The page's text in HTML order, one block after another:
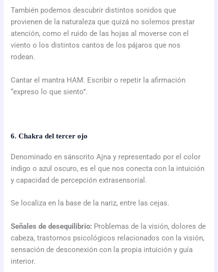
También podemos descubrir distintos sonidos que
provienen de la naturaleza que quizá no solemos prestar
atención, como el ruido de las hojas al moverse con el
viento o los distintos cantos de los pájaros que nos
rodean.
Cantar el mantra HAM. Escribir o repetir la afirmación
“expreso lo que siento”.
6. Chakra del tercer ojo
Denominado en sánscrito Ajna y representado por el color
índigo o azul oscuro, es el que nos conecta con la intuición
y capacidad de percepción extrasensorial.
Se localiza en la base de la nariz, entre las cejas.
Señales de desequilibrio: Problemas de la visión, dolores de
cabeza, trastornos psicológicos relacionados con la visión,
sensación de desconexión con la propia intuición y guía
interior.